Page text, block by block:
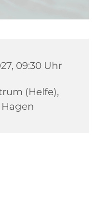
09:30 Uhr
(Helfe),
Hagen